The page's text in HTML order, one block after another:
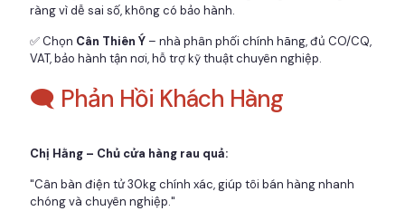
ràng vì dễ sai số, không có bảo hành.
✅ Chọn Cân Thiên Ý – nhà phân phối chính hãng, đủ CO/CQ,
VAT, bảo hành tận nơi, hỗ trợ kỹ thuật chuyên nghiệp.
🗨️ Phản Hồi Khách Hàng
Chị Hằng – Chủ cửa hàng rau quả:
"Cân bàn điện tử 30kg chính xác, giúp tôi bán hàng nhanh
chóng và chuyên nghiệp."